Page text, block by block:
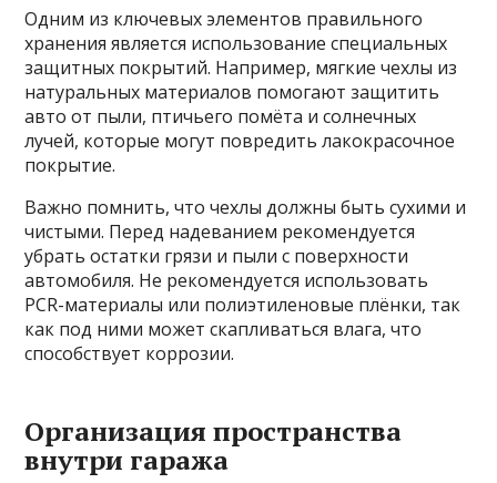
Одним из ключевых элементов правильного
хранения является использование специальных
защитных покрытий. Например, мягкие чехлы из
натуральных материалов помогают защитить
авто от пыли, птичьего помёта и солнечных
лучей, которые могут повредить лакокрасочное
покрытие.
Важно помнить, что чехлы должны быть сухими и
чистыми. Перед надеванием рекомендуется
убрать остатки грязи и пыли с поверхности
автомобиля. Не рекомендуется использовать
PCR-материалы или полиэтиленовые плёнки, так
как под ними может скапливаться влага, что
способствует коррозии.
Организация пространства
внутри гаража